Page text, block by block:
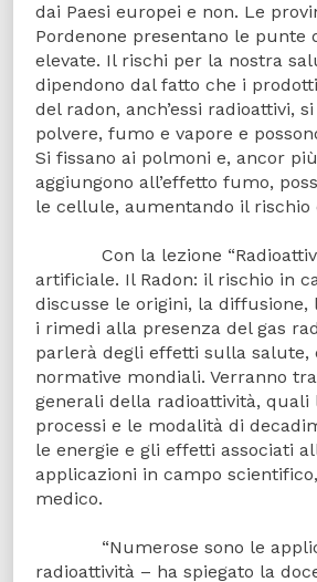
dai Paesi europei e non. Le
Pordenone presentano le punte
elevate. Il rischi per la nostra
dipendono dal fatto che i
del radon, anch’essi radioattivi,
polvere, fumo e vapore e
Si fissano ai polmoni e, ancor
aggiungono all’effetto fumo,
le cellule, aumentando il
Con la lezione
artificiale. Il Radon: il rischio in
discusse le origini, la diffusione,
i rimedi alla presenza del gas
parlerà degli effetti sulla salute,
normative mondiali. Verranno
generali della radioattività, quali
processi e le modalità di
le energie e gli effetti associati
applicazioni in campo
medico.
“Numerose sono le
radioattività – ha spiegato la